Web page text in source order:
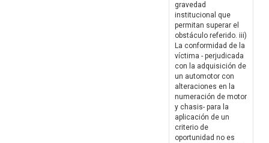
gravedad
institucional que
permitan superar el
obstáculo referido. iii)
La conformidad de la
víctima - perjudicada
con la adquisición de
un automotor con
alteraciones en la
numeración de motor
y chasis- para la
aplicación de un
criterio de
oportunidad no es